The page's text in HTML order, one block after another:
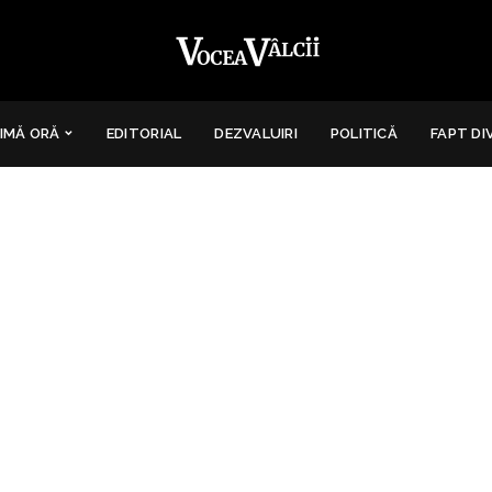
ORĂ EDITORIAL DEZVALUIRI POLITICĂ FAPT